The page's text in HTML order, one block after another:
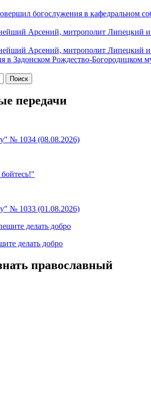
богослужения в кафедральном
Арсений, митрополит Липецкий и
Арсений, митрополит Липецкий
в Задонском Рождество-Богородицком
передачи
№ 1034 (08.08.2026)
№ 1033 (01.08.2026)
делать добро
православный